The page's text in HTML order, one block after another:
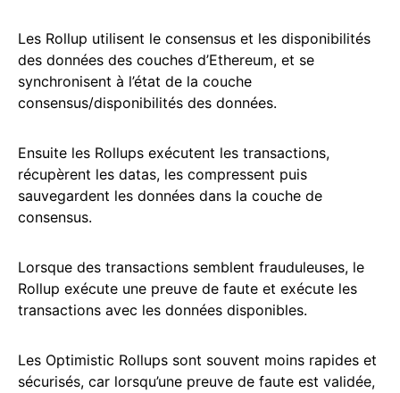
Les Rollup utilisent le consensus et les disponibilités
des données des couches d’Ethereum, et se
synchronisent à l’état de la couche
consensus/disponibilités des données.
Ensuite les Rollups exécutent les transactions,
récupèrent les datas, les compressent puis
sauvegardent les données dans la couche de
consensus.
Lorsque des transactions semblent frauduleuses, le
Rollup exécute une preuve de faute et exécute les
transactions avec les données disponibles.
Les Optimistic Rollups sont souvent moins rapides et
sécurisés, car lorsqu’une preuve de faute est validée,